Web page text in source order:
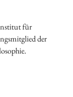
für
der